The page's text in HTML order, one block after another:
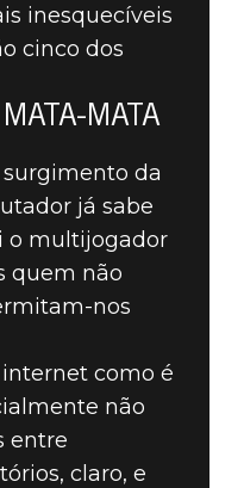
- #2:
inesquecíveis
cinco dos
MATA
da
já sabe
o multijogador
quem não
nos
como é
não
entre
claro, e